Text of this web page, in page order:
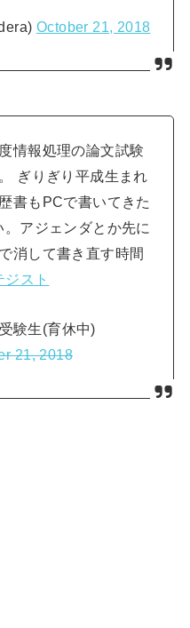
October 21, 2018
情報処理の論文試験
ぎりぎり平成生まれ
書もPCで書いてきた
アジェンダとか先に
消して書き直す時間
スト
験生(育休中)
21, 2018